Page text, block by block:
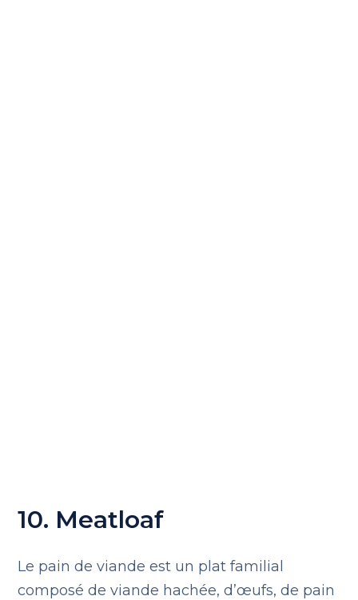
10. Meatloaf
Le pain de viande est un plat familial
composé de viande hachée, d’œufs, de pain